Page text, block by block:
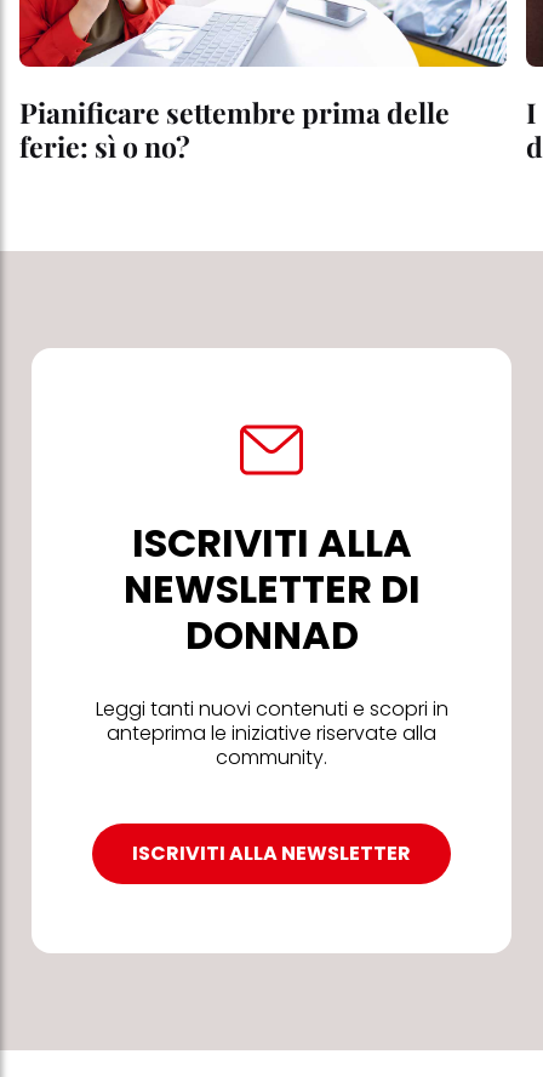
Pianificare settembre prima delle
ferie: sì o no?
I
ISCRIVITI ALLA
NEWSLETTER DI
DONNAD
Leggi tanti nuovi contenuti e scopri in
anteprima le iniziative riservate alla
community.
ISCRIVITI ALLA NEWSLETTER